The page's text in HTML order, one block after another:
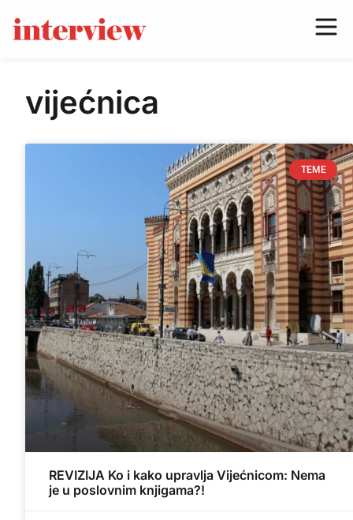
vijećnica
TEME
REVIZIJA Ko i kako upravlja Vijećnicom: Nema
je u poslovnim knjigama?!